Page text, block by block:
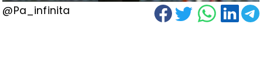
@Pa_infinita